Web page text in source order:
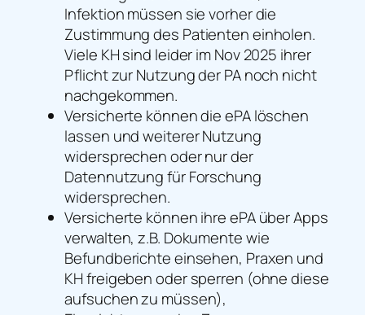
Infektion müssen sie vorher die
Zustimmung des Patienten einholen.
Viele KH sind leider im Nov 2025 ihrer
Pflicht zur Nutzung der PA noch nicht
nachgekommen.
Versicherte können die ePA löschen
lassen und weiterer Nutzung
widersprechen oder nur der
Datennutzung für Forschung
widersprechen.
Versicherte können ihre ePA über Apps
verwalten, z.B. Dokumente wie
Befundberichte einsehen, Praxen und
KH freigeben oder sperren (ohne diese
aufsuchen zu müssen),